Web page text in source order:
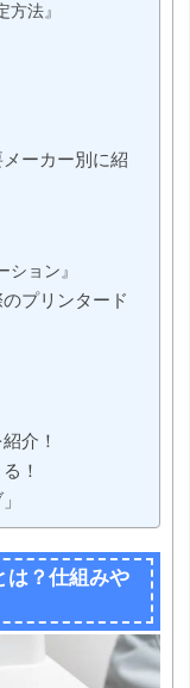
方法』
ーカー別に紹
ション』
プリンタード
介！
！
は？仕組みや